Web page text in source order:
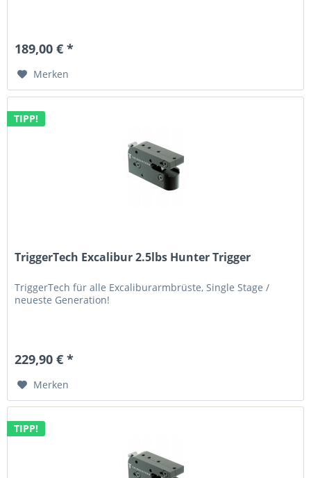
189,00 € *
Merken
TIPP!
TriggerTech Excalibur 2.5lbs Hunter Trigger
TriggerTech für alle Excaliburarmbrüste, Single Stage /
neueste Generation!
229,90 € *
Merken
TIPP!